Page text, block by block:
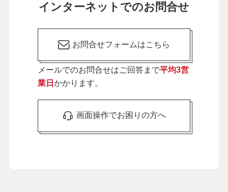
インターネットでのお問合せ
お問合せフォームはこちら
メールでのお問合せはご回答まで平均3営
業日 かかります。
画面操作でお困りの方へ